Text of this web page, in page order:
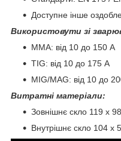
Доступне інше
Використовути зі
ММА: від 10 до 150 А
TIG: від 10 до 175 А
МІG/МАG: від 10 до
Витратні матеріали:
Зовнішнє скло 119 x
Внутрішнє скло 104 x